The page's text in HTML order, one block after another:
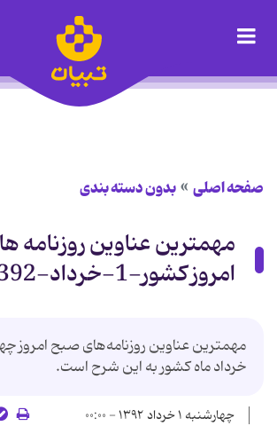
صفحه اصلی بدون دسته بندی
مهمترین عناوین روزنامه
امروز کشور-1-خرداد-1392
مهمترین عناوین روزنامه‌‌های صبح امروز
خرداد ماه کشور به این شرح است.
چهارشنبه ۱ خرداد ۱۳۹۲ - ۰۰:۰۰